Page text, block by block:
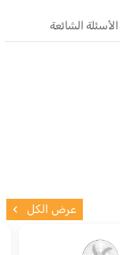
الأسئلة الشائعة
عرض الكل